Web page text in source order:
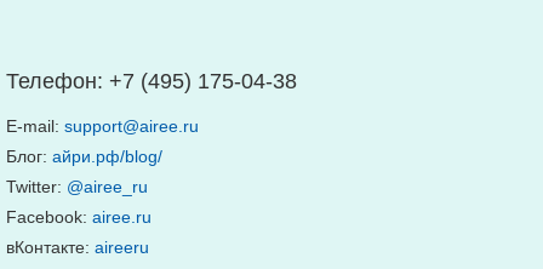
Телефон: +7 (495) 175-04-38
E-mail: support@airee.ru
Блог: айри.рф/blog/
Twitter: @airee_ru
Facebook: airee.ru
вКонтакте: aireeru